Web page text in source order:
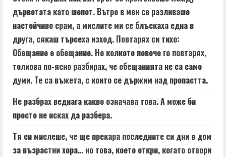
дърветата като шепот. Вътре в мен се разливаше
настойчиво срам, а мислите ми се блъскаха една в
друга, сякаш търсеха изход. Повтарях си тихо:
Обещание е обещание. Но колкото повече го повтарях,
толкова по-ясно разбирах, че обещанията не са само
думи. Те са въжета, с които се държим над пропастта.
Не разбрах веднага какво означава това. А може би
просто не исках да разбера.
Тя си мислеше, че ще прекара последните си дни в дом
за възрастни хора… но това, което откри, когато отвори